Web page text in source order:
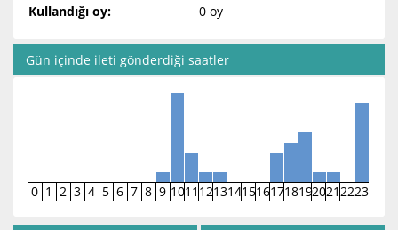
Kullandığı oy:
0 oy
Gün içinde ileti gönderdiği saatler
0 1 2 3 4 5 6 7 8 9 1011 12131415161718192021 2223